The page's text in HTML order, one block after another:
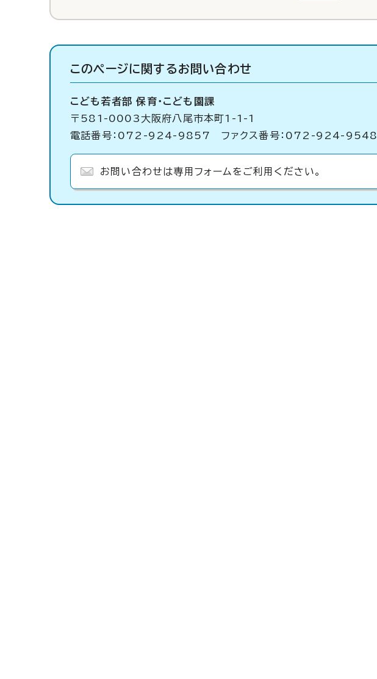
このページに関するお問い合わせ
こども若者部 保育・こども園課
〒581-0003大阪府八尾市本町1-1-1
電話番号：072-924-9857 ファクス番号：072-924-9548
お問い合わせは専用フォームをご利用ください。